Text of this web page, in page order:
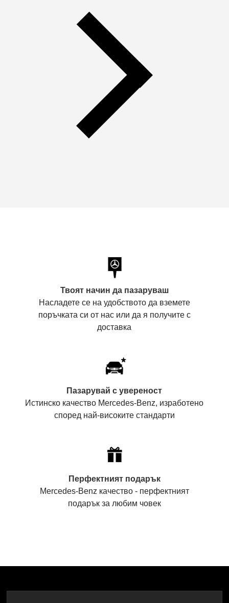
Твоят начин да пазаруваш
Насладете се на удобството да вземете
поръчката си от нас или да я получите с
доставка
Пазарувай с увереност
Истинско качество Mercedes-Benz, изработено
според най-високите стандарти
Перфектният подарък
Mercedes-Benz качество - перфектният
подарък за любим човек